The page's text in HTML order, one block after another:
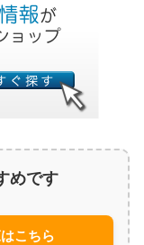
めです
こちら